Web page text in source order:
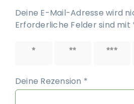
Deine E-Mail-Adresse wird
Erforderliche Felder sind mit
1 von 2 von 3 von
Deine Rezension *